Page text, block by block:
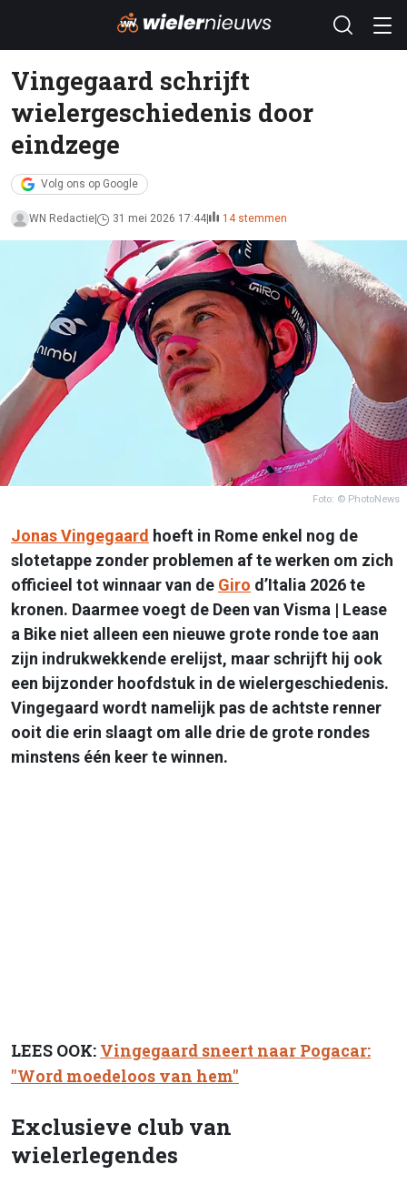
Vingegaard schrijft
wielergeschiedenis door
eindzege
Volg ons op Google
WN Redactie 31 mei 2026 17:44 14 stemmen
Foto: © PhotoNews
Jonas Vingegaard hoeft in Rome enkel nog de
slotetappe zonder problemen af te werken om zich
officieel tot winnaar van de Giro d’Italia 2026 te
kronen. Daarmee voegt de Deen van Visma | Lease
a Bike niet alleen een nieuwe grote ronde toe aan
zijn indrukwekkende erelijst, maar schrijft hij ook
een bijzonder hoofdstuk in de wielergeschiedenis.
Vingegaard wordt namelijk pas de achtste renner
ooit die erin slaagt om alle drie de grote rondes
minstens één keer te winnen.
LEES OOK: Vingegaard sneert naar Pogacar:
"Word moedeloos van hem"
Exclusieve club van
wielerlegendes